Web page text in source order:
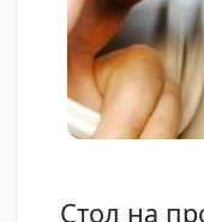
Стол на